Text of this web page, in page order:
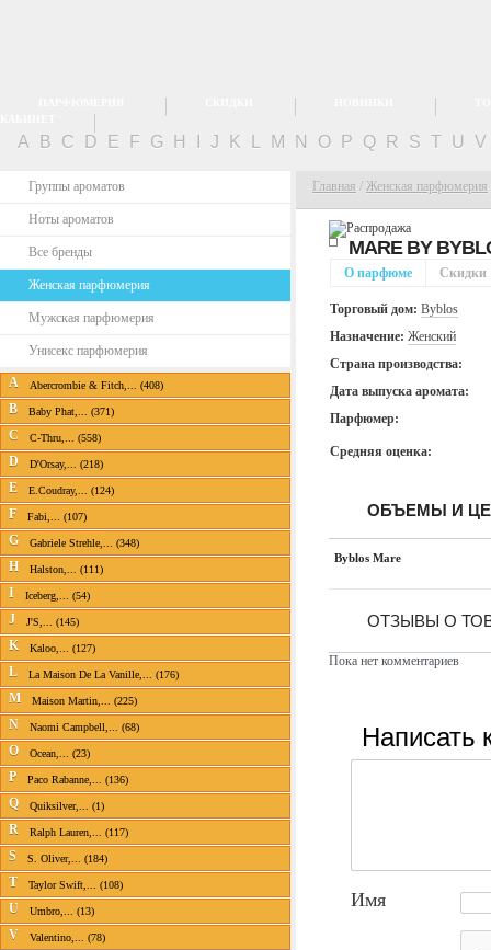
A B C D E F G H J K M N O P Q R S T U V
Группы ароматов
Ноты ароматов
Все бренды
Женская парфюмерия
Мужская парфюмерия
Унисекс парфюмерия
A Abercrombie & Fitch,... (408)
B Baby Phat,... (371)
C C-Thru,... (558)
D D'Orsay,... (218)
E E.Coudray,... (124)
F Fabi,... (107)
G Gabriele Strehle,... (348)
H Halston,... (111)
I Iceberg,... (54)
J J'S,... (145)
K Kaloo,... (127)
L La Maison De La Vanille,... (176)
M Maison Martin,... (225)
N Naomi Campbell,... (68)
O Ocean,... (23)
P Paco Rabanne,... (136)
Q Quiksilver,... (1)
R Ralph Lauren,... (117)
S S. Oliver,... (184)
T Taylor Swift,... (108)
U Umbro,... (13)
V Valentino,... (78)
Главная / Женская парфюмерия
MARE BY
О парфюме
Торговый дом: Byblos
Назначение: Женский
Страна производства:
Дата выпуска аромата:
Парфюмер:
Средняя оценка:
Скидки
ОБЪЕМЫ И
Byblos Mare
ОТЗЫВЫ О
Пока нет комментариев
Написать
Имя